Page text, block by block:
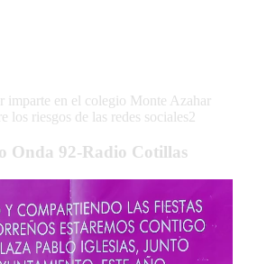
imparte en el colegio Monte Azahar
los riesgos de las redes sociales2
Onda 92-Radio Cotillas